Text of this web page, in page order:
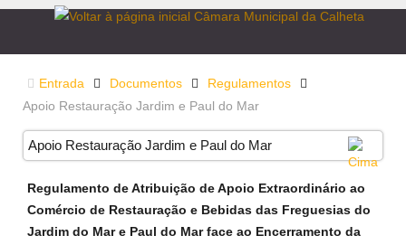
Entrada Documentos
Regulamentos
Apoio Restauração Jardim e Paul do Mar
Apoio Restauração Jardim e Paul do Mar
Regulamento de Atribuição de Apoio Extraordinário ao
Comércio de Restauração e Bebidas das Freguesias do
Jardim do Mar e Paul do Mar face ao Encerramento da